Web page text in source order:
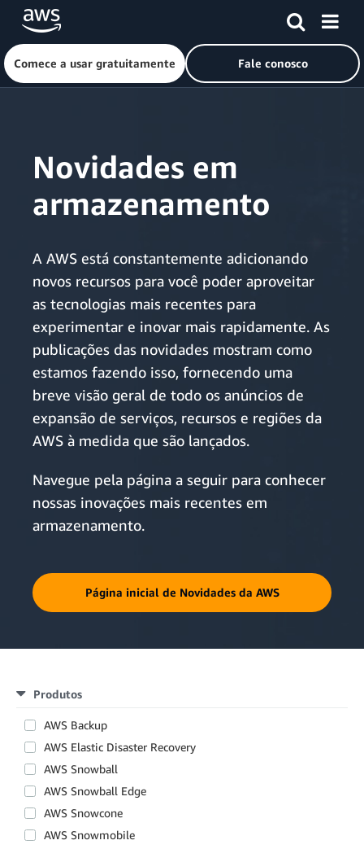
Comece a usar gratuitamente Fale conosco
Novidades em
armazenamento
A AWS está constantemente adicionando
novos recursos para você poder aproveitar
as tecnologias mais recentes para
experimentar e inovar mais rapidamente. As
publicações das novidades mostram como
estamos fazendo isso, fornecendo uma
breve visão geral de todo os anúncios de
expansão de serviços, recursos e regiões da
AWS à medida que são lançados.
Navegue pela página a seguir para conhecer
nossas inovações mais recentes em
armazenamento.
Página inicial de Novidades da AWS
Produtos
AWS Backup
AWS Elastic Disaster Recovery
AWS Snowball
AWS Snowball Edge
AWS Snowcone
AWS Snowmobile